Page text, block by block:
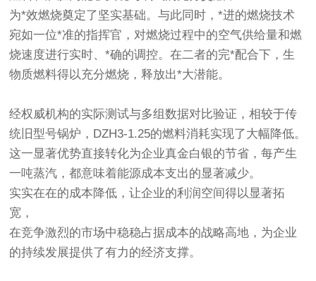
为*效燃烧奠定了坚实基础。与此同时，*进的燃烧技术
宛如一位*准的指挥官，对燃烧过程中的空气供给量和燃
烧速度进行实时、*确的调控。在二者的完*配合下，生
物质燃料得以充分燃烧，释放出*大潜能。
经权威机构的实际测试与多组数据对比验证，相较于传
统旧型号锅炉，DZH3-1.25的燃料消耗实现了大幅降低。
这一显著优势直接转化为企业真金白银的节省，每产生
一吨蒸汽，都意味着能源成本支出的显著减少。
实实在在的成本降低，让企业的利润空间得以显著拓
宽，
在竞争激烈的市场中稳稳占据成本的战略高地，为企业
的持续发展提供了有力的经济支撑。